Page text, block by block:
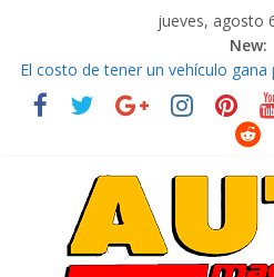
jueves, agosto
New:
El costo de tener un vehículo
decidir
Ultima película ‘Spider‑Man:
La Vuelta al Ecuador 2026,
La FEDAK recibe 12 Sinotruk